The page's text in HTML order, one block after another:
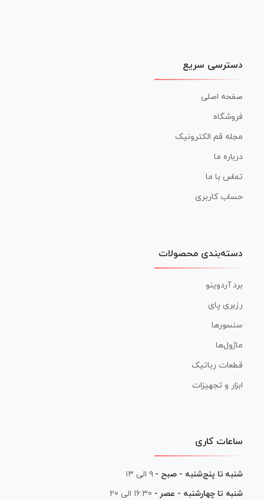
دسترسی سریع
صفحه اصلی
فروشگاه
مجله قم الکترونیک
درباره ما
تماس با ما
حساب کاربری
دسته‌بندی محصولات
برد آردوینو
رزبری پای
سنسورها
ماژول‌ها
قطعات رباتیک
ابزار و تجهیزات
ساعات کاری
شنبه تا پنج‌شنبه - صبح - ۹ الی ۱۳
شنبه تا چهارشنبه - عصر - 16:30 الی 20